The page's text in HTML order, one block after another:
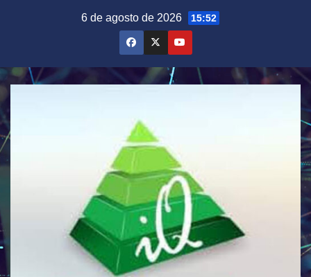
6 de agosto de 2026 15:52